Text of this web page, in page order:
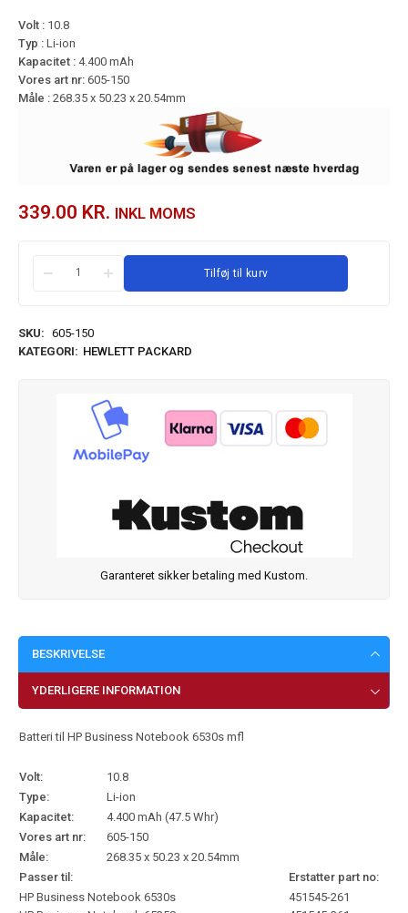
Volt : 10.8
Typ : Li-ion
Kapacitet : 4.400 mAh
Vores art nr: 605-150
Måle : 268.35 x 50.23 x 20.54mm
339.00 KR. INKL MOMS
Tilføj til kurv
SKU: 605-150
KATEGORI: HEWLETT PACKARD
Garanteret sikker betaling med Kustom.
BESKRIVELSE
YDERLIGERE INFORMATION
Batteri til HP Business Notebook 6530s mfl
Volt:
10.8
Type:
Li-ion
Kapacitet:
4.400 mAh (47.5 Whr)
Vores art nr:
605-150
Måle:
268.35 x 50.23 x 20.54mm
Passer til:
Erstatter part no:
HP Business Notebook 6530s
451545-261